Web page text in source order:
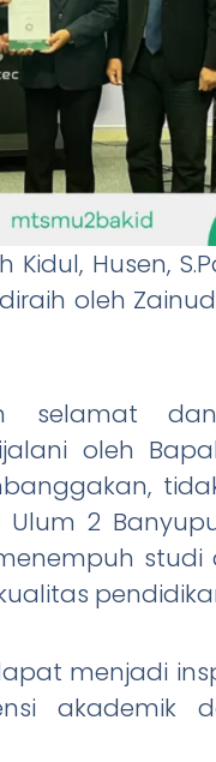
Husen,
oleh
selamat
oleh
2
menjadi
akademik